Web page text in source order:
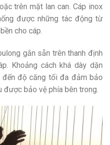
trên mặt lan can. Cáp inox
được những tác động từ
cho cáp.
gắn sẵn trên thanh định
Khoảng cách khá dày dặn
độ căng tối đa đảm bảo
bảo vệ phía bên trong.